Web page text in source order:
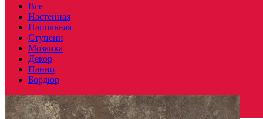
Все
Настенная
Напольная
Ступени
Мозаика
Декор
Панно
Бордюр